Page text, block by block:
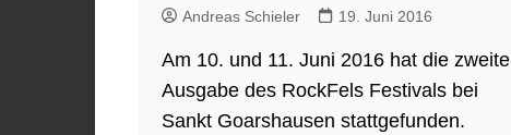
Andreas Schieler 19. Juni 2016
Am 10. und 11. Juni 2016 hat die zweite
Ausgabe des RockFels Festivals bei
Sankt Goarshausen stattgefunden.